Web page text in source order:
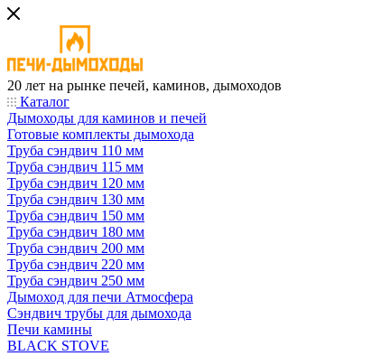
20 лет на рынке печей, каминов, дымоходов
Каталог
Дымоходы для каминов и печей
Готовые комплекты дымохода
Труба сэндвич 110 мм
Труба сэндвич 115 мм
Труба сэндвич 120 мм
Труба сэндвич 130 мм
Труба сэндвич 150 мм
Труба сэндвич 180 мм
Труба сэндвич 200 мм
Труба сэндвич 220 мм
Труба сэндвич 250 мм
Дымоход для печи Атмосфера
Сэндвич трубы для дымохода
Печи камины
BLACK STOVE